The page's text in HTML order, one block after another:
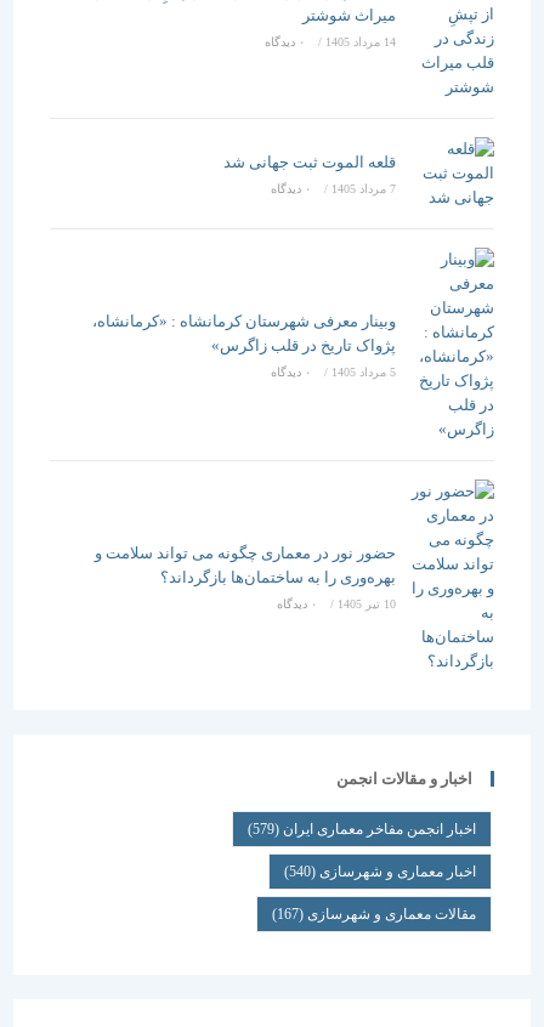
میراث شوشتر
14 مرداد 1405 / ۰ دیدگاه
قلعه الموت ثبت جهانی شد
/ ۰ دیدگاه
وبینار معرفی شهرستان کرمانشاه : «کرمانشاه،
پژواک تاریخ در قلب زاگرس»
5 مرداد 1405 / ۰ دیدگاه
حضور نور در معماری چگونه می تواند سلامت و
بهره‌وری را به ساختمان‌ها بازگرداند؟
/ ۰ دیدگاه
اخبار و مقالات انجمن
اخبار انجمن مفاخر معماری ایران (579)
اخبار معماری و شهرسازی(540)
مقالات معماری و شهرسازی(167)